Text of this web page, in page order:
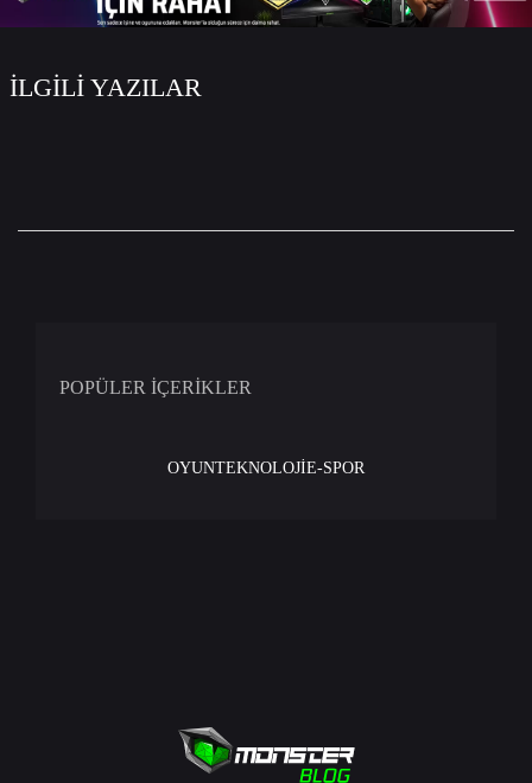
İLGİLİ YAZILAR
POPÜLER İÇERİKLER
OYUNTEKNOLOJİE-SPOR